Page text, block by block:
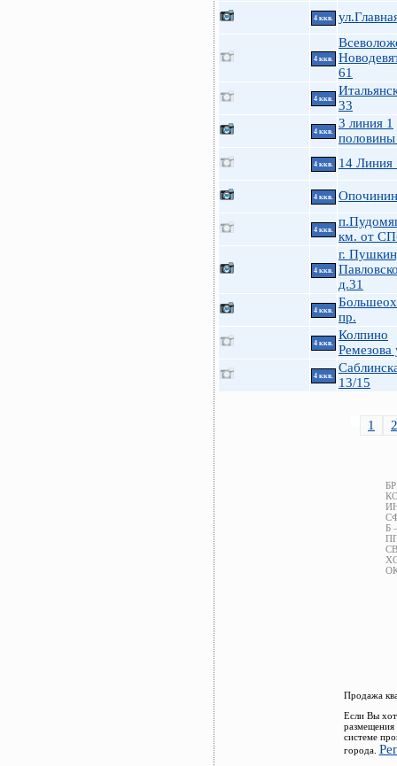
4 ккв.
4 ккв.
61
4 ккв.
33
4 ккв.
3 линия 1
4 ккв. 14 Линия
4 ккв.
4 ккв.
км. от
4 ккв.
г.
д.31
4 ккв.
пр.
4 ккв.
Колпино
Ремезова
4 ккв.
13/15
1 2
Б
Продажа
Если Вы
системе
города.